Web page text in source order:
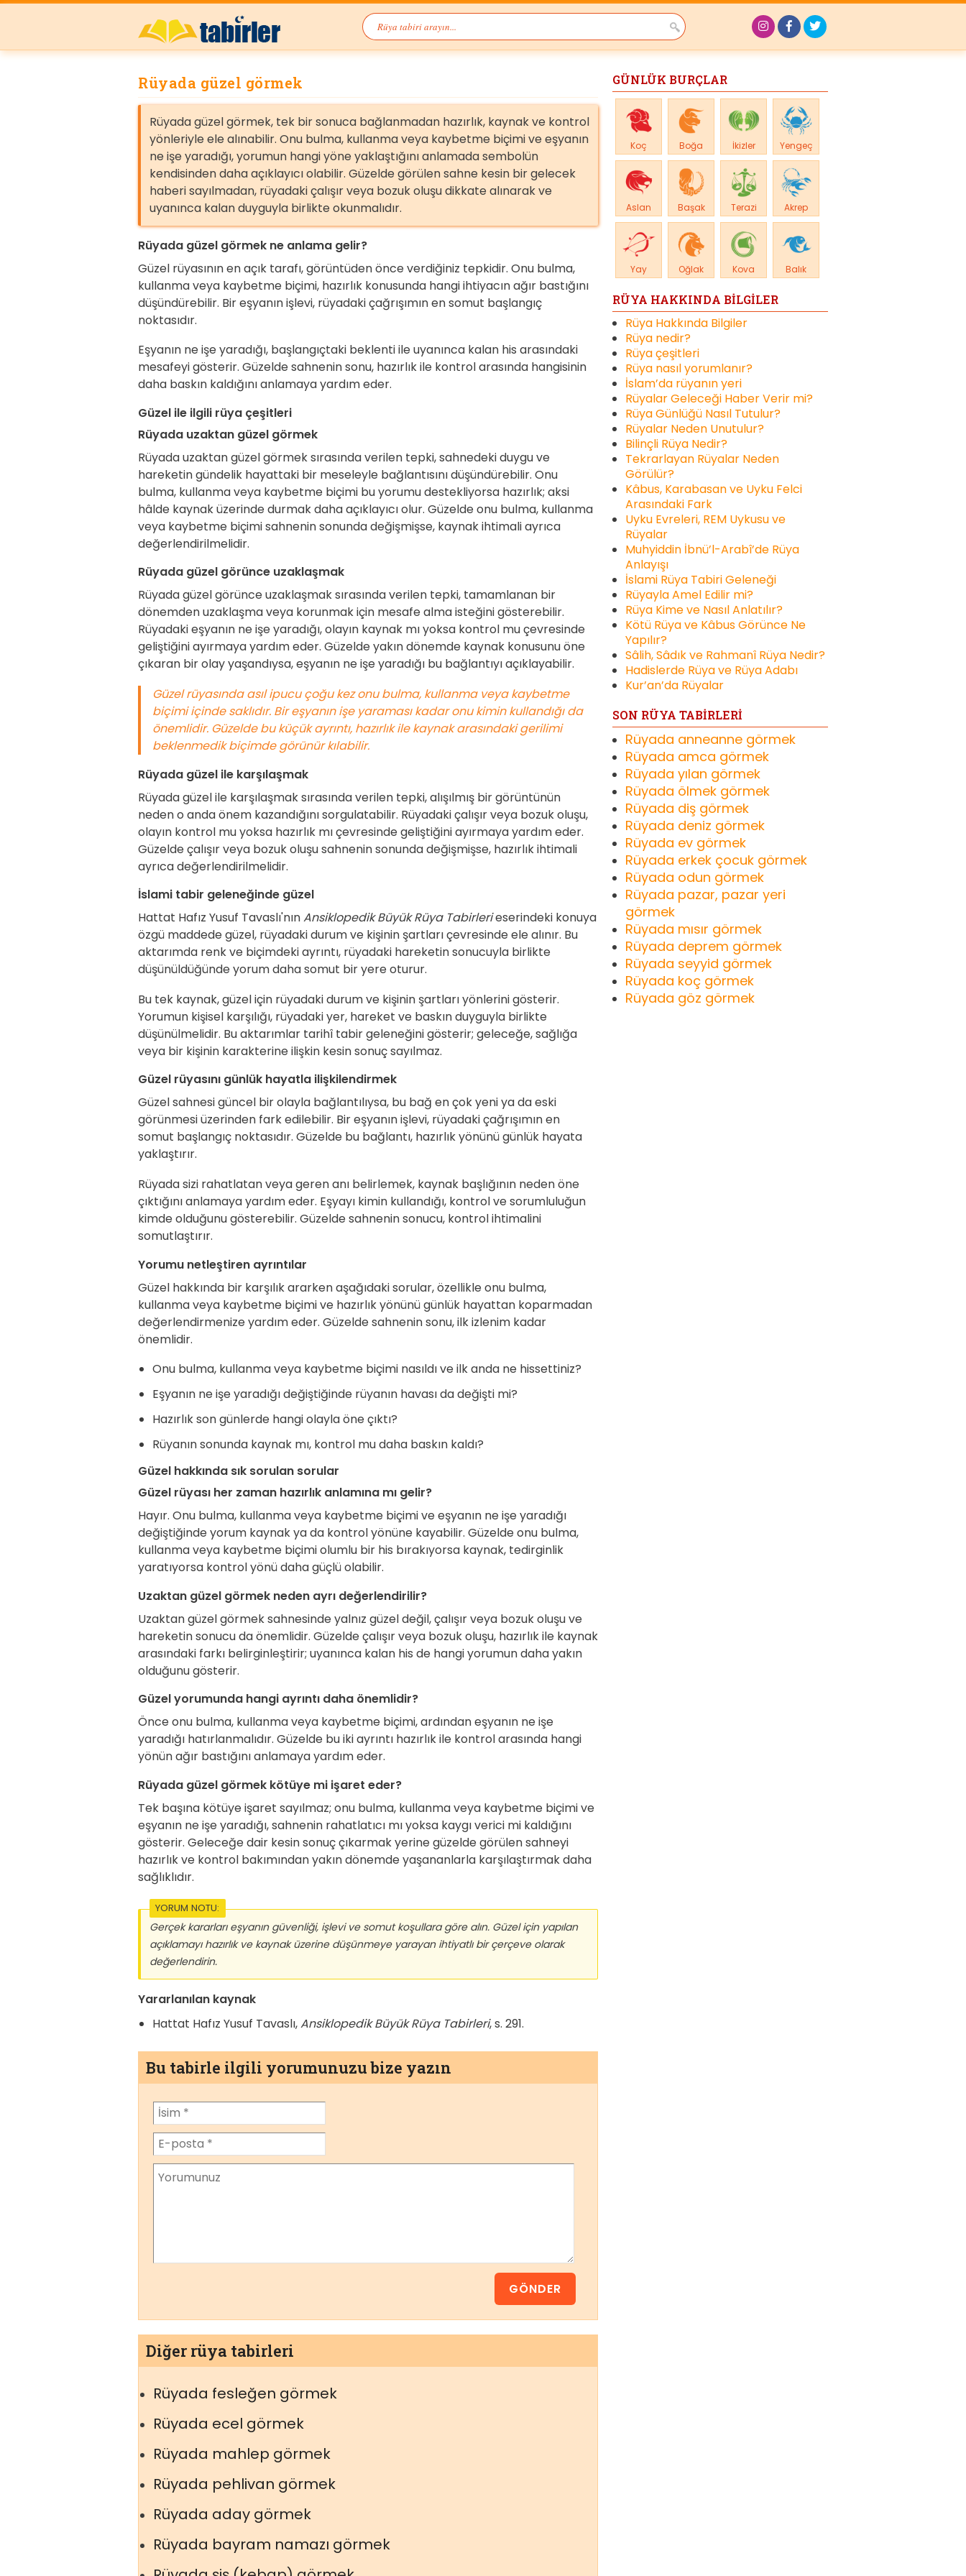
Rüyada güzel görmek
Rüyada güzel görmek, tek bir sonuca bağlanmadan hazırlık, kaynak ve kontrol
yönleriyle ele alınabilir. Onu bulma, kullanma veya kaybetme biçimi ve eşyanın
ne işe yaradığı, yorumun hangi yöne yaklaştığını anlamada sembolün
kendisinden daha açıklayıcı olabilir. Güzelde görülen sahne kesin bir gelecek
haberi sayılmadan, rüyadaki çalışır veya bozuk oluşu dikkate alınarak ve
uyanınca kalan duyguyla birlikte okunmalıdır.
Rüyada güzel görmek ne anlama gelir?
Güzel rüyasının en açık tarafı, görüntüden önce verdiğiniz tepkidir. Onu bulma,
kullanma veya kaybetme biçimi, hazırlık konusunda hangi ihtiyacın ağır bastığını
düşündürebilir. Bir eşyanın işlevi, rüyadaki çağrışımın en somut başlangıç
noktasıdır.
Eşyanın ne işe yaradığı, başlangıçtaki beklenti ile uyanınca kalan his arasındaki
mesafeyi gösterir. Güzelde sahnenin sonu, hazırlık ile kontrol arasında hangisinin
daha baskın kaldığını anlamaya yardım eder.
Güzel ile ilgili rüya çeşitleri
Rüyada uzaktan güzel görmek
Rüyada uzaktan güzel görmek sırasında verilen tepki, sahnedeki duygu ve
hareketin gündelik hayattaki bir meseleyle bağlantısını düşündürebilir. Onu
bulma, kullanma veya kaybetme biçimi bu yorumu destekliyorsa hazırlık; aksi
hâlde kaynak üzerinde durmak daha açıklayıcı olur. Güzelde onu bulma, kullanma
veya kaybetme biçimi sahnenin sonunda değişmişse, kaynak ihtimali ayrıca
değerlendirilmelidir.
Rüyada güzel görünce uzaklaşmak
Rüyada güzel görünce uzaklaşmak sırasında verilen tepki, tamamlanan bir
dönemden uzaklaşma veya korunmak için mesafe alma isteğini gösterebilir.
Rüyadaki eşyanın ne işe yaradığı, olayın kaynak mı yoksa kontrol mu çevresinde
geliştiğini ayırmaya yardım eder. Güzelde yakın dönemde kaynak konusunu öne
çıkaran bir olay yaşandıysa, eşyanın ne işe yaradığı bu bağlantıyı açıklayabilir.
Güzel rüyasında asıl ipucu çoğu kez onu bulma, kullanma veya kaybetme
biçimi içinde saklıdır. Bir eşyanın işe yaraması kadar onu kimin kullandığı da
önemlidir. Güzelde bu küçük ayrıntı, hazırlık ile kaynak arasındaki gerilimi
beklenmedik biçimde görünür kılabilir.
Rüyada güzel ile karşılaşmak
Rüyada güzel ile karşılaşmak sırasında verilen tepki, alışılmış bir görüntünün
neden o anda önem kazandığını sorgulatabilir. Rüyadaki çalışır veya bozuk oluşu,
olayın kontrol mu yoksa hazırlık mı çevresinde geliştiğini ayırmaya yardım eder.
Güzelde çalışır veya bozuk oluşu sahnenin sonunda değişmişse, hazırlık ihtimali
ayrıca değerlendirilmelidir.
İslami tabir geleneğinde güzel
Hattat Hafız Yusuf Tavaslı'nınAnsiklopedik Büyük Rüya Tabirlerieserindeki konuya
özgü maddede güzel, rüyadaki durum ve kişinin şartları çevresinde ele alınır. Bu
aktarımda renk ve biçimdeki ayrıntı, rüyadaki hareketin sonucuyla birlikte
düşünüldüğünde yorum daha somut bir yere oturur.
Bu tek kaynak, güzel için rüyadaki durum ve kişinin şartları yönlerini gösterir.
Yorumun kişisel karşılığı, rüyadaki yer, hareket ve baskın duyguyla birlikte
düşünülmelidir. Bu aktarımlar tarihî tabir geleneğini gösterir; geleceğe, sağlığa
veya bir kişinin karakterine ilişkin kesin sonuç sayılmaz.
Güzel rüyasını günlük hayatla ilişkilendirmek
Güzel sahnesi güncel bir olayla bağlantılıysa, bu bağ en çok yeni ya da eski
görünmesi üzerinden fark edilebilir. Bir eşyanın işlevi, rüyadaki çağrışımın en
somut başlangıç noktasıdır. Güzelde bu bağlantı, hazırlık yönünü günlük hayata
yaklaştırır.
Rüyada sizi rahatlatan veya geren anı belirlemek, kaynak başlığının neden öne
çıktığını anlamaya yardım eder. Eşyayı kimin kullandığı, kontrol ve sorumluluğun
kimde olduğunu gösterebilir. Güzelde sahnenin sonucu, kontrol ihtimalini
somutlaştırır.
Yorumu netleştiren ayrıntılar
Güzel hakkında bir karşılık ararken aşağıdaki sorular, özellikle onu bulma,
kullanma veya kaybetme biçimi ve hazırlık yönünü günlük hayattan koparmadan
değerlendirmenize yardım eder. Güzelde sahnenin sonu, ilk izlenim kadar
önemlidir.
Onu bulma, kullanma veya kaybetme biçimi nasıldı ve ilk anda ne hissettiniz?
Eşyanın ne işe yaradığı değiştiğinde rüyanın havası da değişti mi?
Hazırlık son günlerde hangi olayla öne çıktı?
Rüyanın sonunda kaynak mı, kontrol mu daha baskın kaldı?
Güzel hakkında sık sorulan sorular
Güzel rüyası her zaman hazırlık anlamına mı gelir?
Hayır. Onu bulma, kullanma veya kaybetme biçimi ve eşyanın ne işe yaradığı
değiştiğinde yorum kaynak ya da kontrol yönüne kayabilir. Güzelde onu bulma,
kullanma veya kaybetme biçimi olumlu bir his bırakıyorsa kaynak, tedirginlik
yaratıyorsa kontrol yönü daha güçlü olabilir.
Uzaktan güzel görmek neden ayrı değerlendirilir?
Uzaktan güzel görmek sahnesinde yalnız güzel değil, çalışır veya bozuk oluşu ve
hareketin sonucu da önemlidir. Güzelde çalışır veya bozuk oluşu, hazırlık ile kaynak
arasındaki farkı belirginleştirir; uyanınca kalan his de hangi yorumun daha yakın
olduğunu gösterir.
Güzel yorumunda hangi ayrıntı daha önemlidir?
Önce onu bulma, kullanma veya kaybetme biçimi, ardından eşyanın ne işe
yaradığı hatırlanmalıdır. Güzelde bu iki ayrıntı hazırlık ile kontrol arasında hangi
yönün ağır bastığını anlamaya yardım eder.
Rüyada güzel görmek kötüye mi işaret eder?
Tek başına kötüye işaret sayılmaz; onu bulma, kullanma veya kaybetme biçimi ve
eşyanın ne işe yaradığı, sahnenin rahatlatıcı mı yoksa kaygı verici mi kaldığını
gösterir. Geleceğe dair kesin sonuç çıkarmak yerine güzelde görülen sahneyi
hazırlık ve kontrol bakımından yakın dönemde yaşananlarla karşılaştırmak daha
sağlıklıdır.
YORUM NOTU:
Gerçek kararları eşyanın güvenliği, işlevi ve somut koşullara göre alın. Güzel için yapılan
açıklamayı hazırlık ve kaynak üzerine düşünmeye yarayan ihtiyatlı bir çerçeve olarak
değerlendirin.
Yararlanılan kaynak
Hattat Hafız Yusuf Tavaslı,Ansiklopedik Büyük Rüya Tabirleri, s. 291.
Bu tabirle ilgili yorumunuzu bize yazın
Diğer rüya tabirleri
Rüyada fesleğen görmek
Rüyada ecel görmek
Rüyada mahlep görmek
Rüyada pehlivan görmek
Rüyada aday görmek
Rüyada bayram namazı görmek
GÜNLÜK BURÇLAR
Koç Boğa İkizler Yengeç
Aslan Başak Terazi Akrep
Yay Oğlak Kova Balık
RÜYA HAKKINDA BİLGİLER
Rüya Hakkında Bilgiler
Rüya nedir?
Rüya çeşitleri
Rüya nasıl yorumlanır?
İslam’da rüyanın yeri
Rüyalar Geleceği Haber Verir mi?
Rüya Günlüğü Nasıl Tutulur?
Rüyalar Neden Unutulur?
Bilinçli Rüya Nedir?
Tekrarlayan Rüyalar Neden
Görülür?
Kâbus, Karabasan ve Uyku Felci
Arasındaki Fark
Uyku Evreleri, REM Uykusu ve
Rüyalar
Muhyiddin İbnü’l-Arabî’de Rüya
Anlayışı
İslami Rüya Tabiri Geleneği
Rüyayla Amel Edilir mi?
Rüya Kime ve Nasıl Anlatılır?
Kötü Rüya ve Kâbus Görünce Ne
Yapılır?
Sâlih, Sâdık ve Rahmanî Rüya Nedir?
Hadislerde Rüya ve Rüya Adabı
Kur’an’da Rüyalar
SON RÜYA TABİRLERİ
Rüyada anneanne görmek
Rüyada amca görmek
Rüyada yılan görmek
Rüyada ölmek görmek
Rüyada diş görmek
Rüyada deniz görmek
Rüyada ev görmek
Rüyada erkek çocuk görmek
Rüyada odun görmek
Rüyada pazar, pazar yeri
görmek
Rüyada mısır görmek
Rüyada deprem görmek
Rüyada seyyid görmek
Rüyada koç görmek
Rüyada göz görmek